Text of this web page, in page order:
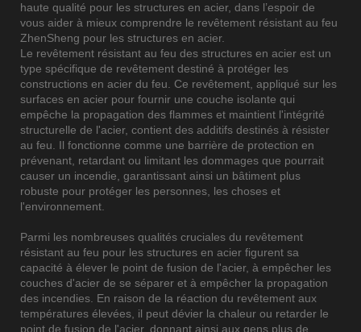
haute qualité pour les structures en acier, dans l’espoir de
vous aider à mieux comprendre le revêtement résistant au feu
ZhenSheng pour les structures en acier.
Le revêtement résistant au feu des structures en acier est un
type spécifique de revêtement destiné à protéger les
constructions en acier du feu. Ce revêtement, appliqué sur les
surfaces en acier pour fournir une couche isolante qui
empêche la propagation des flammes et maintient l'intégrité
structurelle de l'acier, contient des additifs destinés à résister
au feu. Il fonctionne comme une barrière de protection en
prévenant, retardant ou limitant les dommages que pourrait
causer un incendie, garantissant ainsi un bâtiment plus
robuste pour protéger les personnes, les choses et
l'environnement.
Parmi les nombreuses qualités cruciales du revêtement
résistant au feu pour les structures en acier figurent sa
capacité à élever le point de fusion de l'acier, à empêcher les
couches d'acier de se séparer et à empêcher la propagation
des incendies. En raison de la réaction du revêtement aux
températures élevées, il peut dévier la chaleur ou retarder le
point de fusion de l'acier, donnant ainsi aux gens plus de